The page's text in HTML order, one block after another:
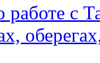
работе с